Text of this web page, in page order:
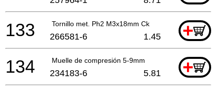
Tornillo met. Ph2 M3x18mm Ck +
133 266581-6 1.45
Muelle de compresión 5-9mm +
134 234183-6 5.81